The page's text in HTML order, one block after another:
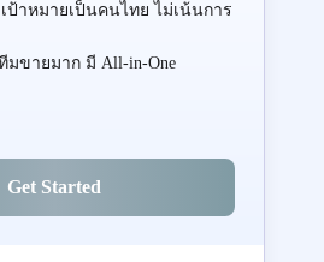
ป้าหมายเป็นคนไทย ไม่เน้นการ
ขายมาก มี All-in-One
Get Started